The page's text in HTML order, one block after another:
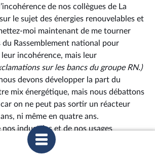
de nos collègues de La
le sujet des énergies renouvelables et
moi maintenant de me tourner
du Rassemblement national pour
incohérence, mais leur
sur les bancs du groupe RN.)
devons développer la part du
mix énergétique, mais nous débattons
on ne peut pas sortir un réacteur
ni même en quatre ans.
industries et de nos usages
besoins en électricité vont continuer à
dans les prochaines années. Nous